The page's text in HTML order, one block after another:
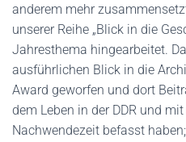
anderem mehr
unserer Reihe „Blick in die
Jahresthema hingearbeitet.
ausführlichen Blick in die
Award geworfen und dort
dem Leben in der DDR und
Nachwendezeit befasst